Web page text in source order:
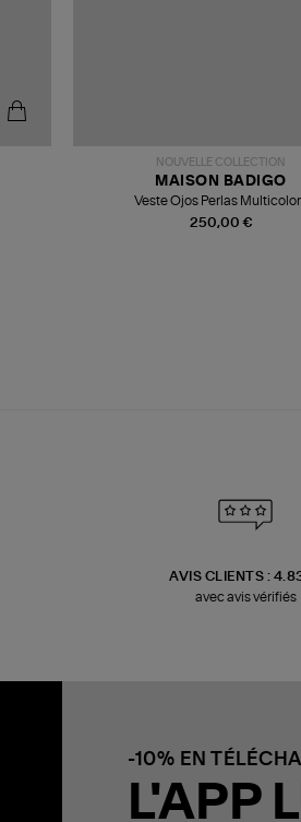
NOUVELLE COLLECTION
250,00 €
MAISON BADIGO
Veste Ojos Perlas
AVIS CLIENTS :
avec avis vérifiés
-10% EN
L'APP